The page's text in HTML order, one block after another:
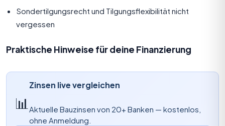
Sondertilgungsrecht und Tilgungsflexibilität nicht
vergessen
Praktische Hinweise für deine Finanzierung
📊
Zinsen live vergleichen
Aktuelle Bauzinsen von 20+ Banken — kostenlos,
ohne Anmeldung.